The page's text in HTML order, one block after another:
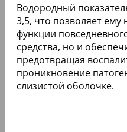
Водородный
3,5, что позволяет ему
функции
средства, но и
предотвращая
проникновение
слизистой оболочке.